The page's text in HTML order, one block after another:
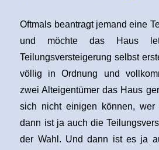
Oftmals beantragt jemand eine
und möchte das Haus
Teilungsversteigerung selbst
völlig in Ordnung und
zwei Alteigentümer das Haus
sich nicht einigen können, wer
dann ist ja auch die
der Wahl. Und dann ist es ja